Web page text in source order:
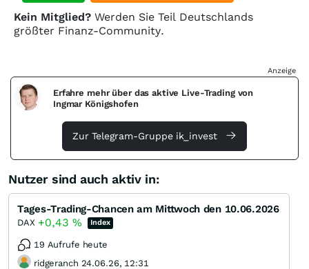
Kein Mitglied? Werden Sie Teil Deutschlands
größter Finanz-Community.
Anzeige
Erfahre mehr über das aktive Live-Trading von
Ingmar Königshofen
Zur Telegram-Gruppe ik_invest
Nutzer sind auch aktiv in:
Tages-Trading-Chancen am Mittwoch den 10.06.2026
DAX +0,43 % Index
19 Aufrufe heute
ridgeranch 24.06.26, 12:31